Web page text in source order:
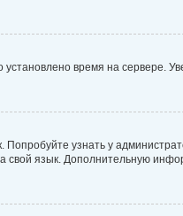
время на сервере.
узнать у
свой язык. Дополнительную